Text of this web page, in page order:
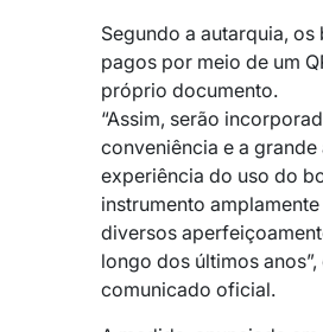
Segundo a autarquia,
pagos por meio de um
próprio documento.
“Assim, serão
conveniência e a
experiência do uso do
instrumento
diversos
longo dos últimos anos”,
comunicado oficial.